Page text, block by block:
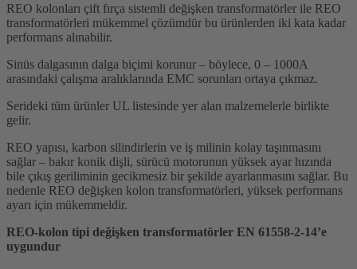
REO kolonları çift fırça sistemli değişken transformatörler ile REO
transformatörleri mükemmel çözümdür bu ürünlerden iki kata kadar
performans alınabilir.
Sinüs dalgasının dalga biçimi korunur – böylece, 0 – 1000A
arasındaki çalışma aralıklarında EMC sorunları ortaya çıkmaz.
Serideki tüm ürünler UL listesinde yer alan malzemelerle birlikte
gelir.
REO yapısı, karbon silindirlerin ve iş milinin kolay taşınmasını
sağlar – bakır konik dişli, sürücü motorunun yüksek ayar hızında
bile çıkış geriliminin gecikmesiz bir şekilde ayarlanmasını sağlar. Bu
nedenle REO değişken kolon transformatörleri, yüksek performans
ayarı için mükemmeldir.
REO-kolon tipi değişken transformatörler EN 61558-2-14’e
uygundur